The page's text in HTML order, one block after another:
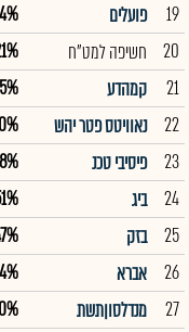
19
פועלים
20
חשיפה למט"ח
21
קמהדע
22
נאוויטס פטר יהש
23
פיסיבי טכנ
24
ביג
25
בזק
26
אברא
27
מנדלסוןתשת